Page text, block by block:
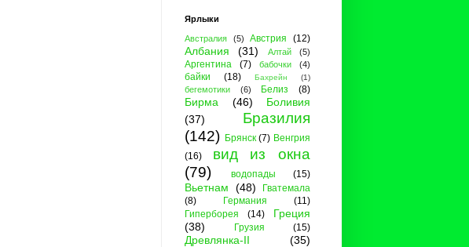
Ярлыки
Австралия (5) Австрия (12)
Албания (31) Алтай (5)
Аргентина (7) бабочки (4)
байки (18) Бахрейн (1)
бегемотики (6) Белиз (8)
Бирма (46)
Боливия
(37)
Бразилия
(142) Брянск (7) Венгрия
(16)
вид из окна
(79)
водопады (15)
Вьетнам (48)
Гватемала
(8)
Германия
(11)
Гиперборея
(14)
Греция
(38)
Грузия (15)
Древлянка-II (35)